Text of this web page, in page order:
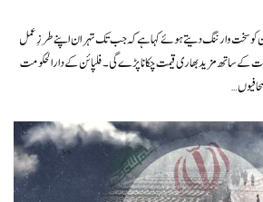
کو سخت وارننگ دیتے ہوئے کہا ہے کہ جب تک تہران اپنے طرزِ عمل
کے ساتھ مزید بھاری قیمت چکانا پڑے گی۔فلپائن کے دارالحکومت